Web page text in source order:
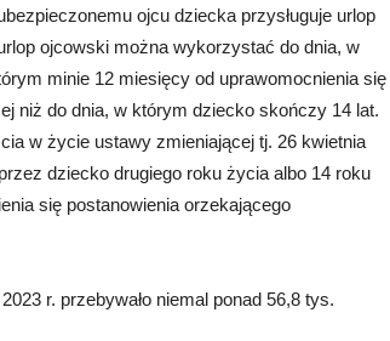
ojcu dziecka przysługuje urlop
ojcowski można wykorzystać do dnia, w
minie 12 miesięcy od uprawomocnienia się
niż do dnia, w którym dziecko skończy 14 lat.
w życie ustawy zmieniającej tj. 26 kwietnia
dziecko drugiego roku życia albo 14 roku
się postanowienia orzekającego
r. przebywało niemal ponad 56,8 tys.